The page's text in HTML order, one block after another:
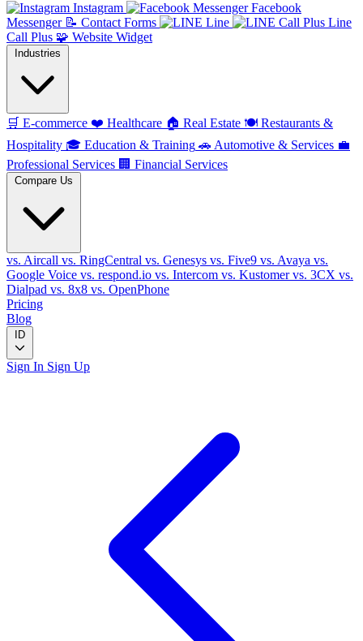
Instagram
Facebook
Messenger 📝 Contact Forms Line
Line
Call Plus 🧩 Website Widget
Industries
🛒 E-commerce ❤️ Healthcare 🏠 Real Estate 🍽️ Restaurants &
Hospitality 🎓 Education & Training 🚗 Automotive & Services 💼
Professional Services 🏢 Financial Services
Compare Us
vs. Aircall vs. RingCentral vs. Genesys vs. Five9 vs. Avaya vs.
Google Voice vs. respond.io vs. Intercom vs. Kustomervs. 3CX vs.
Dialpad vs. 8x8 vs. OpenPhone
Pricing
Blog
ID
Sign In Sign Up